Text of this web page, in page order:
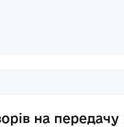
на передачу